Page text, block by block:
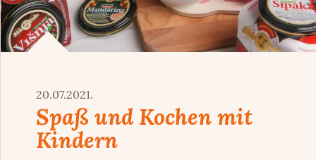
20.07.2021.
Spaß und Kochen mit
Kindern